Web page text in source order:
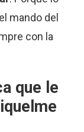
mando del
con la
que le